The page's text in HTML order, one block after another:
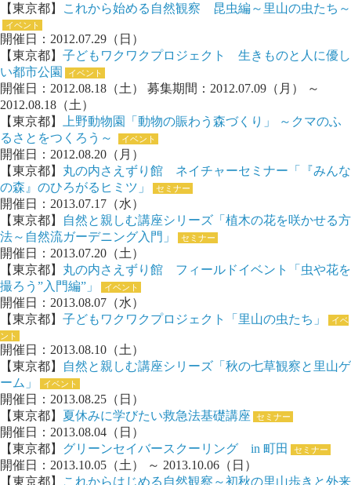
【東京都】
これから始める自然観察 昆虫編～里山の虫たち～
イベント
開催日：2012.07.29（日）
【東京都】 子どもワクワクプロジェクト 生きものと人に優し
い都市公園
イベント
開催日：2012.08.18（土） 募集期間：2012.07.09（月） ～
2012.08.18（土）
【東京都】
上野動物園「動物の賑わう森づくり」 ～クマのふ
るさとをつくろう～
イベント
開催日：2012.08.20（月）
【東京都】 丸の内さえずり館 ネイチャーセミナー「『みんな
の森』のひろがるヒミツ」
セミナー
開催日：2013.07.17（水）
【東京都】
自然と親しむ講座シリーズ「植木の花を咲かせる方
法～自然流ガーデニング入門」
セミナー
開催日：2013.07.20（土）
【東京都】 丸の内さえずり館 フィールドイベント「虫や花を
撮ろう”入門編”」
イベント
開催日：2013.08.07（水）
【東京都】 子どもワクワクプロジェクト「里山の虫たち」
イベ
ント
開催日：2013.08.10（土）
【東京都】
自然と親しむ講座シリーズ「秋の七草観察と里山ゲ
ーム」
イベント
開催日：2013.08.25（日）
【東京都】 夏休みに学びたい救急法基礎講座 セミナー
開催日：2013.08.04（日）
【東京都】 グリーンセイバースクーリング in 町田 セミナー
開催日：2013.10.05（土） ～ 2013.10.06（日）
【東京都】
これからはじめる自然観察～初秋の里山歩きと外来